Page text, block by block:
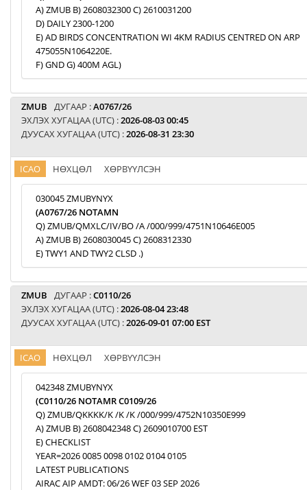
A) ZMUB B) 2608032300 C) 2610031200
D) DAILY 2300-1200
E) AD BIRDS CONCENTRATION WI 4KM RADIUS CENTRED ON ARP
475055N1064220E.
F) GND G) 400M AGL)
ZMUB ДУГААР :A0767/26
ЭХЛЭХ ХУГАЦАА (UTC) :2026-08-03 00:45
ДУУСАХ ХУГАЦАА (UTC) :2026-08-31 23:30
ICAO НӨХЦӨЛ ХӨРВҮҮЛСЭН
030045 ZMUBYNYX
(A0767/26 NOTAMN
Q) ZMUB/QMXLC/IV/BO /A /000/999/4751N10646E005
A) ZMUB B) 2608030045 C) 2608312330
E) TWY1 AND TWY2 CLSD .)
ZMUB ДУГААР :C0110/26
ЭХЛЭХ ХУГАЦАА (UTC) :2026-08-04 23:48
ДУУСАХ ХУГАЦАА (UTC) :2026-09-01 07:00 EST
ICAO НӨХЦӨЛ ХӨРВҮҮЛСЭН
042348 ZMUBYNYX
(C0110/26 NOTAMR C0109/26
Q) ZMUB/QKKKK/K /K /K /000/999/4752N10350E999
A) ZMUB B) 2608042348 C) 2609010700 EST
E) CHECKLIST
YEAR=2026 0085 0098 0102 0104 0105
LATEST PUBLICATIONS
AIRAC AIP AMDT: 06/26 WEF 03 SEP 2026